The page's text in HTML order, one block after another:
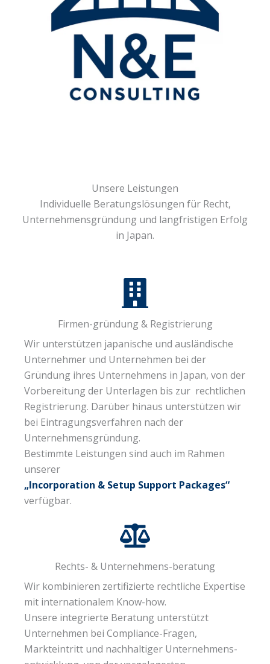
Unsere Leistungen
Individuelle Beratungs­lösungen für Recht,
Unternehmensgründung und langfristigen Erfolg
in Japan.
Firmen-gründung & Registrierung
Wir unterstützen japanische und ausländische
Unternehmer und Unternehmen bei der
Gründung ihres Unternehmens in Japan, von der
Vorbereitung der Unterlagen bis zur rechtlichen
Registrierung. Darüber hinaus unterstützen wir
bei Eintragungsverfahren nach der
Unternehmensgründung.
Bestimmte Leistungen sind auch im Rahmen
unserer
„Incorporation & Setup Support Packages“
verfügbar.
Rechts- & Unternehmens-beratung
Wir kombinieren zertifizierte rechtliche Expertise
mit internationalem Know-how.
Unsere integrierte Beratung unterstützt
Unternehmen bei Compliance-Fragen,
Markteintritt und nachhaltiger Unternehmens-